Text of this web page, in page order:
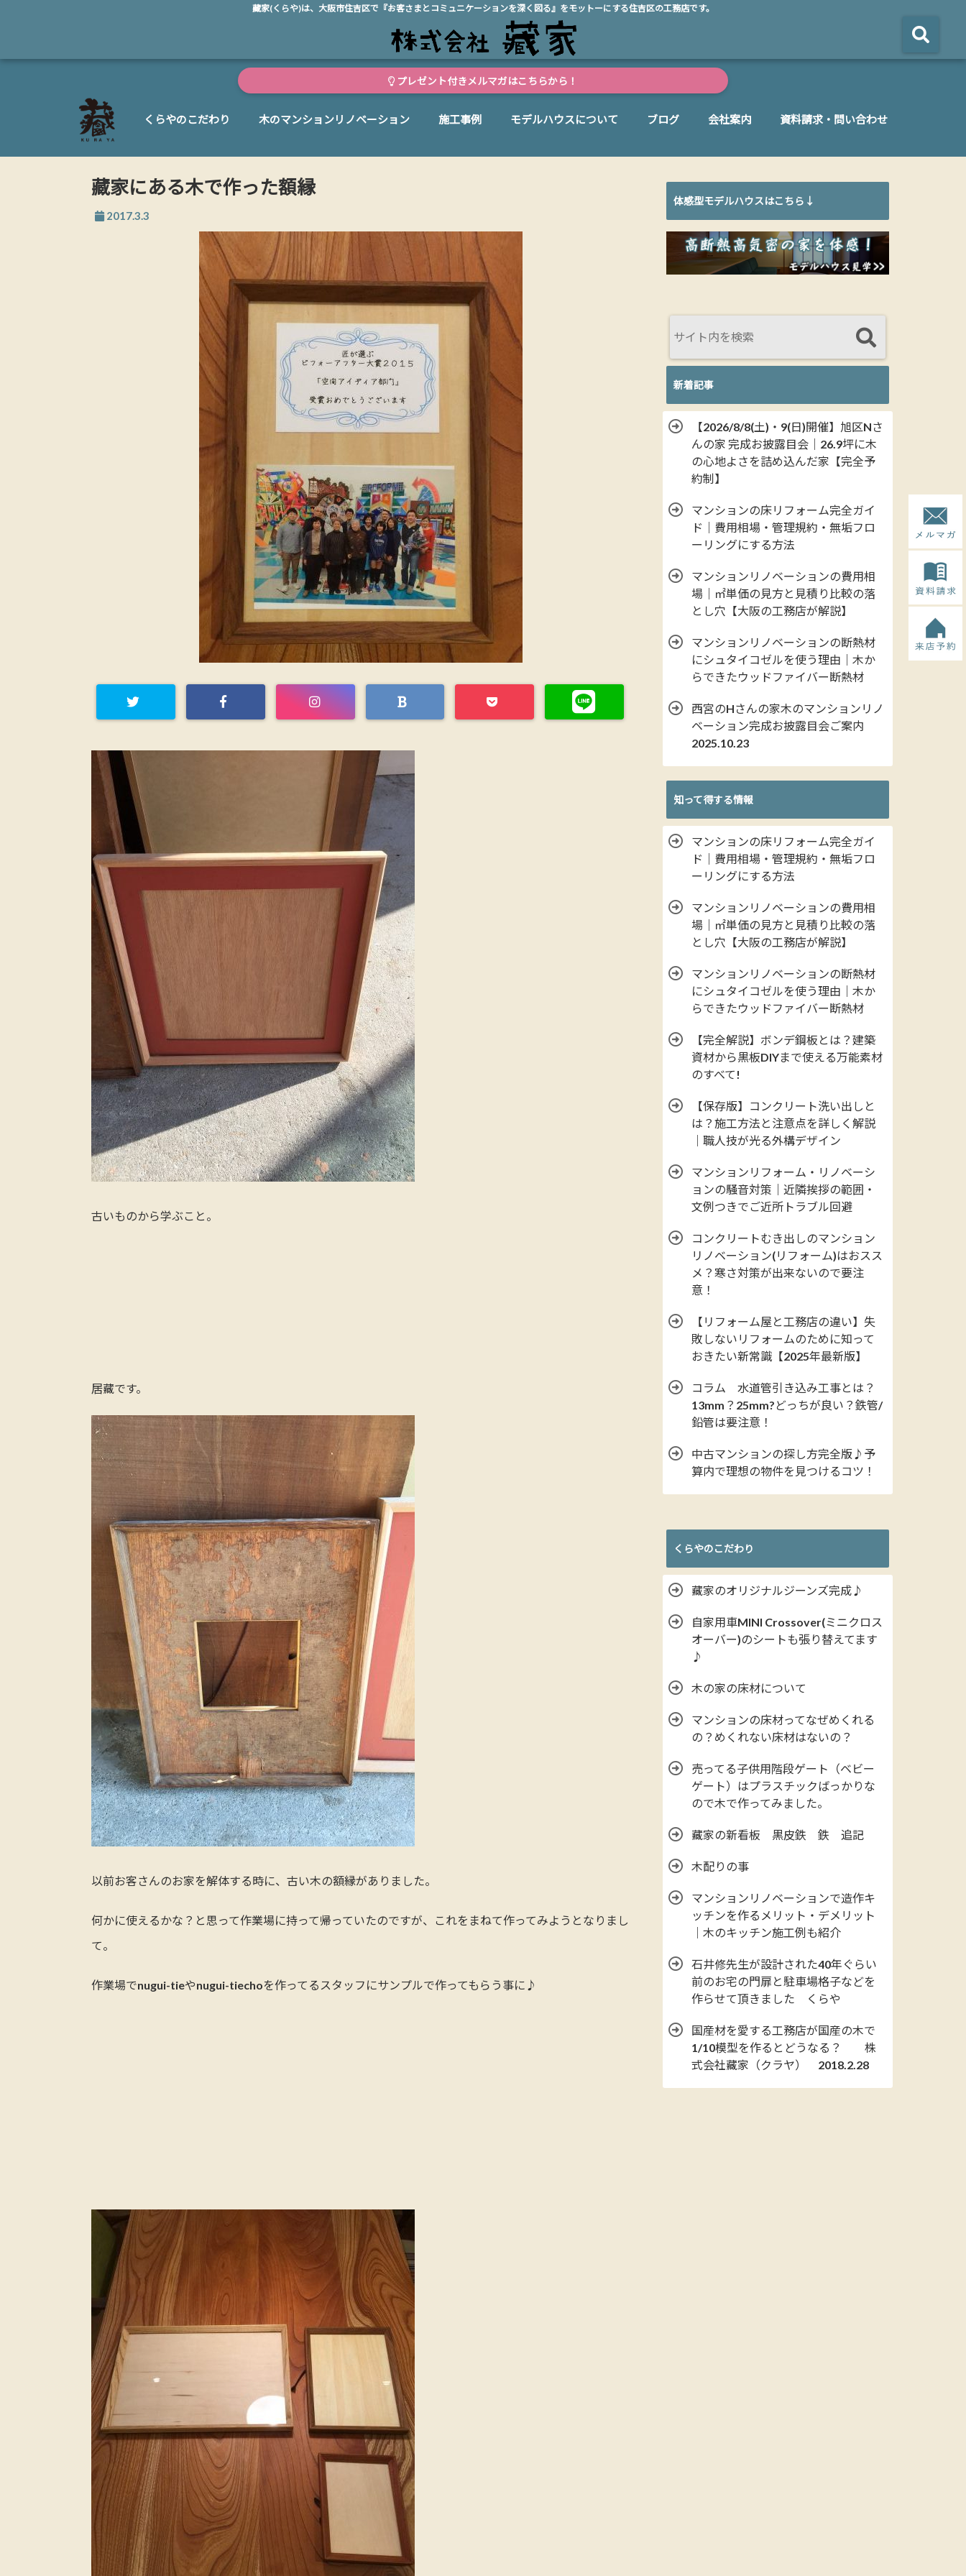
藏家(くらや)は、大阪市住吉区で『お客さまとコミュニケーションを深く図る』をモットーにする住吉区の工務店です。
プレゼント付きメルマガはこちらから！
くらやのこだわり 木のマンションリノベーション 施工事例 モデルハウスについて ブログ 会社案内 資料請求・問い合わせ
藏家にある木で作った額縁
2017.3.3
古いものから学ぶこと。
居藏です。
以前お客さんのお家を解体する時に、古い木の額縁がありました。
何かに使えるかな？と思って作業場に持って帰っていたのですが、これをまねて作ってみようとなりまし
て。
作業場でnugui-tieやnugui-tiechoを作ってるスタッフにサンプルで作ってもらう事に♪
体感型モデルハウスはこちら↓
新着記事
【2026/8/8(土)・9(日)開催】旭区Nさ
んの家 完成お披露目会｜26.9坪に木
の心地よさを詰め込んだ家【完全予
約制】
マンションの床リフォーム完全ガイ
ド｜費用相場・管理規約・無垢フロ
ーリングにする方法
マンションリノベーションの費用相
場｜㎡単価の見方と見積り比較の落
とし穴【大阪の工務店が解説】
マンションリノベーションの断熱材
にシュタイコゼルを使う理由｜木か
らできたウッドファイバー断熱材
西宮のHさんの家木のマンションリノ
ベーション完成お披露目会ご案内
2025.10.23
知って得する情報
マンションの床リフォーム完全ガイ
ド｜費用相場・管理規約・無垢フロ
ーリングにする方法
マンションリノベーションの費用相
場｜㎡単価の見方と見積り比較の落
とし穴【大阪の工務店が解説】
マンションリノベーションの断熱材
にシュタイコゼルを使う理由｜木か
らできたウッドファイバー断熱材
【完全解説】ボンデ鋼板とは？建築
資材から黒板DIYまで使える万能素材
のすべて!
【保存版】コンクリート洗い出しと
は？施工方法と注意点を詳しく解説
｜職人技が光る外構デザイン
マンションリフォーム・リノベーシ
ョンの騒音対策｜近隣挨拶の範囲・
文例つきでご近所トラブル回避
コンクリートむき出しのマンション
リノベーション(リフォーム)はおスス
メ？寒さ対策が出来ないので要注
意！
【リフォーム屋と工務店の違い】失
敗しないリフォームのために知って
おきたい新常識【2025年最新版】
コラム 水道管引き込み工事とは？
13mm？25mm?どっちが良い？鉄管/
鉛管は要注意！
中古マンションの探し方完全版♪予
算内で理想の物件を見つけるコツ！
くらやのこだわり
藏家のオリジナルジーンズ完成♪
自家用車MINI Crossover(ミニクロス
オーバー)のシートも張り替えてます
♪
木の家の床材について
マンションの床材ってなぜめくれる
の？めくれない床材はないの？
売ってる子供用階段ゲート（ベビー
ゲート）はプラスチックばっかりな
ので木で作ってみました。
藏家の新看板 黒皮鉄 鉄 追記
木配りの事
マンションリノベーションで造作キ
ッチンを作るメリット・デメリット
｜木のキッチン施工例も紹介
石井修先生が設計された40年ぐらい
前のお宅の門扉と駐車場格子などを
作らせて頂きました くらや
国産材を愛する工務店が国産の木で
1/10模型を作るとどうなる？ 株
式会社藏家（クラヤ） 2018.2.28